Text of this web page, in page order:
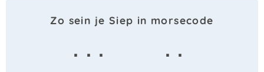
Zo sein je Siep in morsecode
· · ·
· ·